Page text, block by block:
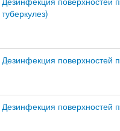
туберкулез)
Дезинфекция поверхностей
Дезинфекция поверхностей